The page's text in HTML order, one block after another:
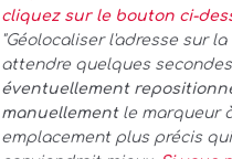
cliquez sur le bouton ci-
"Géolocaliser l'adresse sur la
attendre quelques
éventuellement
manuellementle marqueur
emplacement plus précis